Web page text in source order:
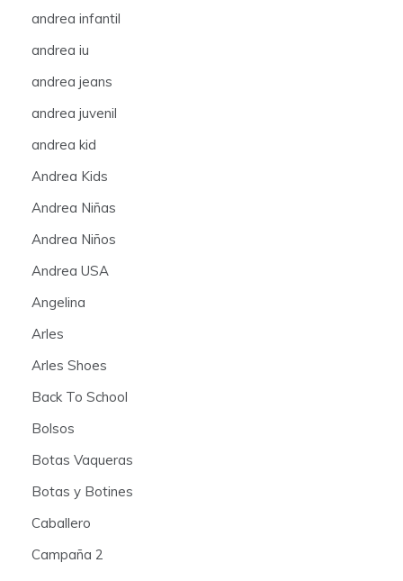
andrea infantil
andrea iu
andrea jeans
andrea juvenil
andrea kid
Andrea Kids
Andrea Niñas
Andrea Niños
Andrea USA
Angelina
Arles
Arles Shoes
Back To School
Bolsos
Botas Vaqueras
Botas y Botines
Caballero
Campaña 2